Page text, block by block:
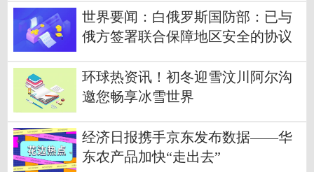
世界要闻：白俄罗斯国防部：已与
俄方签署联合保障地区安全的协议
环球热资讯！初冬迎雪汶川阿尔沟
邀您畅享冰雪世界
经济日报携手京东发布数据——华
东农产品加快“走出去”